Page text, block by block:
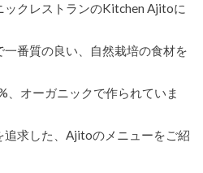
ックレストランのKitchen Ajitoに
番質の良い、自然栽培の食材を
オーガニックで作られていま
追求した、Ajitoのメニューをご紹